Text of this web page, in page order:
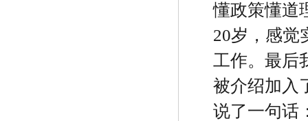
懂政策懂道
20岁，感觉
工作。最后
被介绍加入
说了一句话